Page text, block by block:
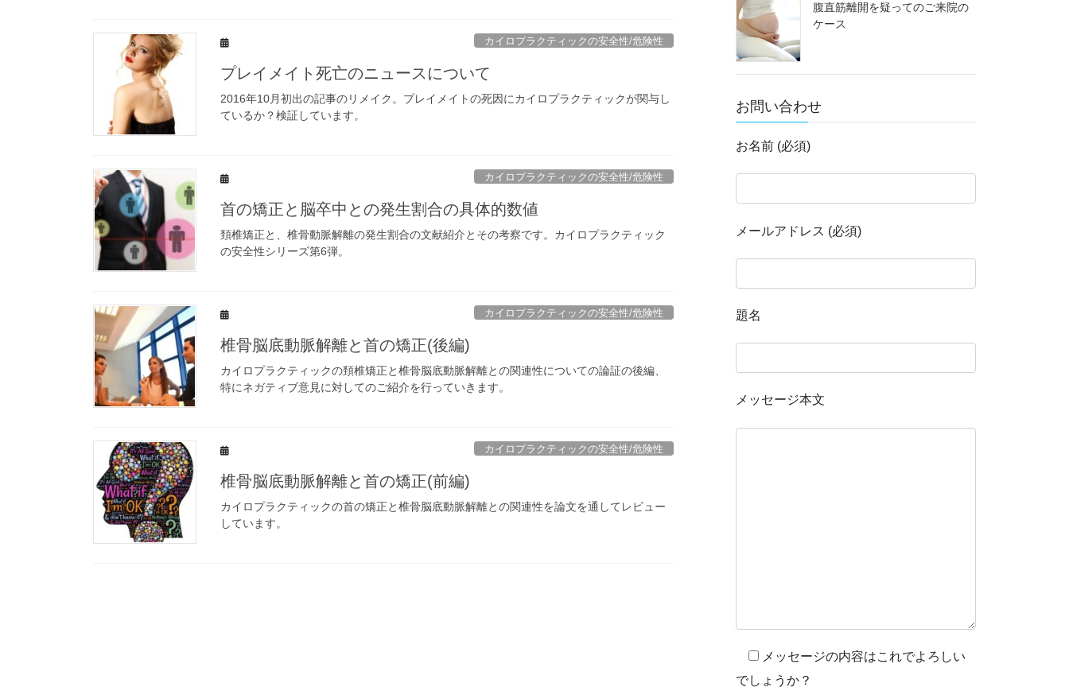
カイロプラクティックの安全性/危険性
プレイメイト死亡のニュースについて
2016年10月初出の記事のリメイク。プレイメイトの死因にカイロプラクティックが関与し
ているか？検証しています。
カイロプラクティックの安全性/危険性
首の矯正と脳卒中との発生割合の具体的数値
頚椎矯正と、椎骨動脈解離の発生割合の文献紹介とその考察です。カイロプラクティック
の安全性シリーズ第6弾。
カイロプラクティックの安全性/危険性
椎骨脳底動脈解離と首の矯正(後編)
カイロプラクティックの頚椎矯正と椎骨脳底動脈解離との関連性についての論証の後編、
特にネガティブ意見に対してのご紹介を行っていきます。
カイロプラクティックの安全性/危険性
椎骨脳底動脈解離と首の矯正(前編)
カイロプラクティックの首の矯正と椎骨脳底動脈解離との関連性を論文を通してレビュー
しています。
腹直筋離開を疑ってのご来院の
ケース
お問い合わせ
お名前 (必須)
メールアドレス (必須)
題名
メッセージ本文
メッセージの内容はこれでよろしい
でしょうか？